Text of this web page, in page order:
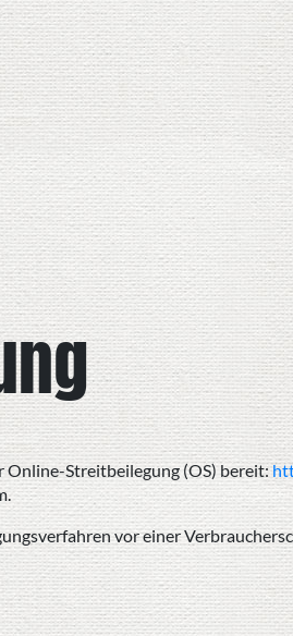
Online-Streitbeilegung (OS) bereit:
vor einer